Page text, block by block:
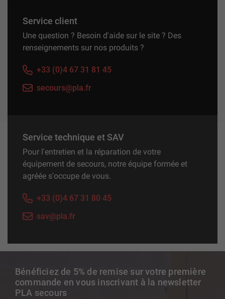
Bénéficiez de 5% de remise sur votre première
commande en vous inscrivant à la newsletter
PLA secours
Service client
Une question ? Besoin d'aide sur le site ? Des
renseignements sur nos produits ?
+33 (0)4 67 31 81 45
secours@pla.fr
Service technique et SAV
Pour l'entretien et la réparation de votre
équipement de secours, notre équipe formée et
agréée s'occupe de vous.
+33 (0)4 67 31 80 45
sav@pla.fr